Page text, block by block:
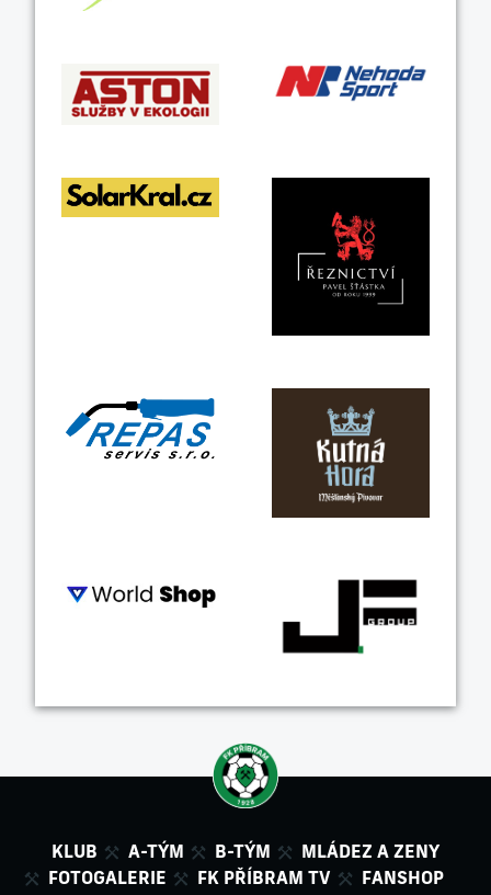
KLUB A-TÝM B-TÝM
MLÁDEZ A ZENY
FOTOGALERIE
FK PŘÍBRAM TV
FANSHOP